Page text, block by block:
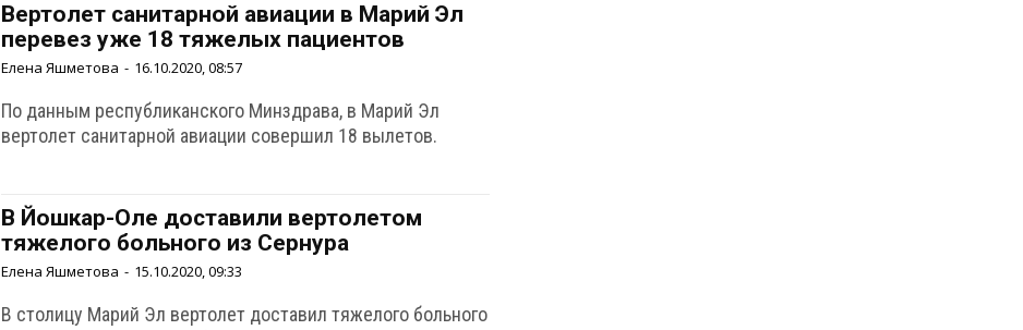
Вертолет санитарной авиации в Марий Эл
перевез уже 18 тяжелых пациентов
Елена Яшметова - 16.10.2020, 08:57
По данным республиканского Минздрава, в Марий Эл
вертолет санитарной авиации совершил 18 вылетов.
В Йошкар-Оле доставили вертолетом
тяжелого больного из Сернура
Елена Яшметова - 15.10.2020, 09:33
В столицу Марий Эл вертолет доставил тяжелого больного